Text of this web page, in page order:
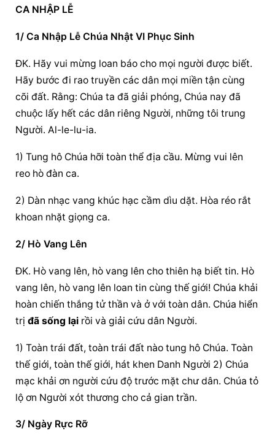
CA NHẬP LỄ
1/ Ca Nhập Lễ Chúa Nhật VI Phục Sinh
ĐK. Hãy vui mừng loan báo cho mọi người được biết.
Hãy bước đi rao truyền các dân mọi miền tận cùng
cõi đất. Rằng: Chúa ta đã giải phóng, Chúa nay đã
chuộc lấy hết các dân riêng Người, những tôi trung
Người. Al-le-lu-ia.
1) Tung hô Chúa hỡi toàn thể địa cầu. Mừng vui lên
reo hò đàn ca.
2) Dàn nhạc vang khúc hạc cầm dìu dặt. Hòa réo rắt
khoan nhặt giọng ca.
2/ Hò Vang Lên
ĐK. Hò vang lên, hò vang lên cho thiên hạ biết tin. Hò
vang lên, hò vang lên loan tin cùng thế giới! Chúa khải
hoàn chiến thắng tử thần và ở với toàn dân. Chúa hiển
trị đã sống lại rồi và giải cứu dân Người.
1) Toàn trái đất, toàn trái đất nào tung hô Chúa. Toàn
thế giới, toàn thế giới, hát khen Danh Người 2) Chúa
mạc khải ơn người cứu độ trước mặt chư dân. Chúa tỏ
lộ ơn Người xót thương cho cả gian trần.
3/ Ngày Rực Rỡ